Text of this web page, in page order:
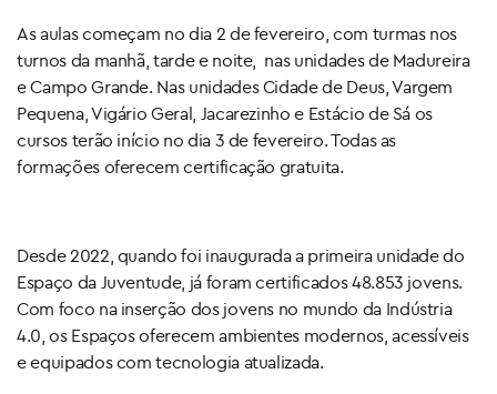
As aulas começam no dia 2 de fevereiro, com turmas nos
turnos da manhã, tarde e noite, nas unidades de Madureira
e Campo Grande. Nas unidades Cidade de Deus, Vargem
Pequena, Vigário Geral, Jacarezinho e Estácio de Sá os
cursos terão início no dia 3 de fevereiro. Todas as
formações oferecem certificação gratuita.
Desde 2022, quando foi inaugurada a primeira unidade do
Espaço da Juventude, já foram certificados 48.853 jovens.
Com foco na inserção dos jovens no mundo da Indústria
4.0, os Espaços oferecem ambientes modernos, acessíveis
e equipados com tecnologia atualizada.